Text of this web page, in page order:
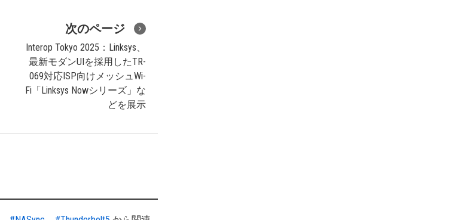
次のページ
Interop Tokyo 2025：Linksys、
最新モダンUIを採用したTR-
069対応ISP向けメッシュWi-
Fi「Linksys Nowシリーズ」な
どを展示